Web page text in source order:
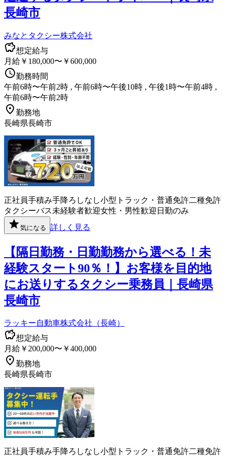
長崎市
みなとタクシー株式会社
想定給与
月給￥180,000〜￥600,000
勤務時間
午前6時〜午前2時 , 午前6時〜午後10時 , 午後1時〜午前4時 ,
午前6時〜午前2時
勤務地
長崎県長崎市
正社員手積み手降ろしなし小型トラック・普通免許二種免許
タクシーバス未経験者歓迎女性・男性歓迎 日勤のみ
気になる 詳しく見る
【隔日勤務・日勤勤務から選べる！未
経験スタート90％！】お客様を目的地
にお送りするタクシー乗務員｜長崎県
長崎市
ラッキー自動車株式会社（長崎）
想定給与
月給￥200,000〜￥400,000
勤務地
長崎県長崎市
正社員手積み手降ろしなし小型トラック・普通免許二種免許